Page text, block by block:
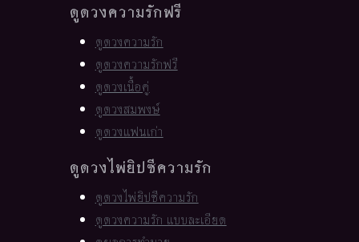
ดูดวงความรักฟรี
ดูดวงความรัก
ดูดวงความรักฟรี
ดูดวงเนื้อคู่
ดูดวงสมพงษ์
ดูดวงแฟนเก่า
ดูดวงไพ่ยิปซีความรัก
ดูดวงไพ่ยิปซีความรัก
ดูดวงความรัก แบบละเอียด